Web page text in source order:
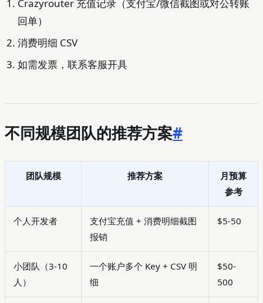
Crazyrouter 充值记录（支付宝/微信截图或对公转账
回单）
消费明细 CSV
如需发票，联系客服开具
不同规模团队的推荐方案#
团队规模 推荐方案
月预算
参考
个人开发者
支付宝充值 + 消费明细截图
报销
$5-50
小团队（3-10
人）
一个账户多个 Key + CSV 明
细
$50-
500